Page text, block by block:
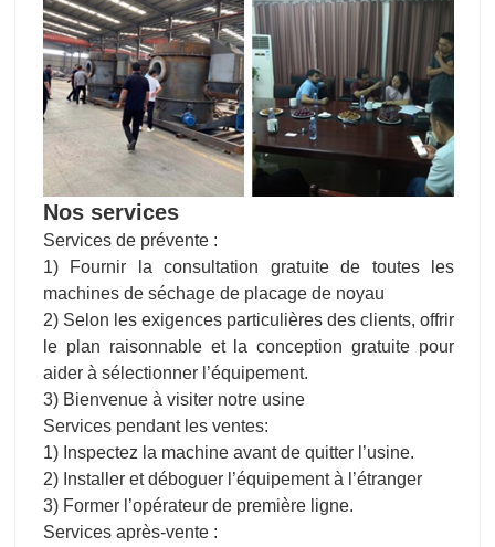
Nos services
Services de prévente :
1) Fournir la consultation gratuite de toutes les
machines de séchage de placage de noyau
2) Selon les exigences particulières des clients, offrir
le plan raisonnable et la conception gratuite pour
aider à sélectionner l’équipement.
3) Bienvenue à visiter notre usine
Services pendant les ventes:
1) Inspectez la machine avant de quitter l’usine.
2) Installer et déboguer l’équipement à l’étranger
3) Former l’opérateur de première ligne.
Services après-vente :